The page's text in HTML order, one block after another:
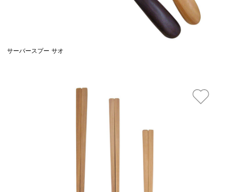
サーバースプー サオ